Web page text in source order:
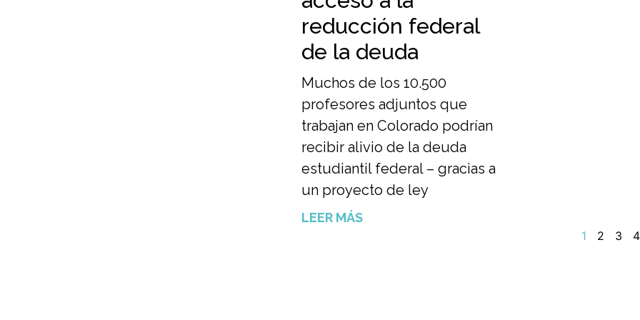
reducción federal
de la deuda
Muchos de los 10.500
profesores adjuntos que
trabajan en Colorado podrían
recibir alivio de la deuda
estudiantil federal – gracias a
un proyecto de ley
LEER MÁS
1 2 3 4